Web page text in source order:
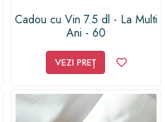
Cadou cu Vin 7.5 dl - La Multi
Ani - 60
VEZI PREȚ